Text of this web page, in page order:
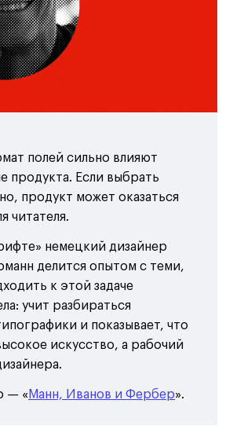
полей сильно влияют
продукта. Если выбрать
продукт может оказаться
читателя.
немецкий дизайнер
делится опытом с теми,
к этой задаче
учит разбираться
и показывает, что
искусство, а рабочий
— « Манн, Иванов и Фербер».